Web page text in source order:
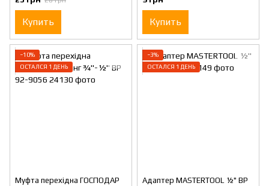
Купить Купить
−10%
ОСТАЛСЯ 1 ДЕНЬ
Муфта перехідна ГОСПОДАР
−3%
ОСТАЛСЯ 1 ДЕНЬ
Адаптер MASTERTOOL ½" ВР